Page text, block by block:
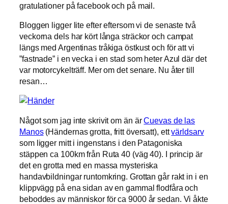
gratulationer på facebook och på mail.
Bloggen ligger lite efter eftersom vi de senaste två
veckorna dels har kört långa sträckor och campat
längs med Argentinas tråkiga östkust och för att vi
”fastnade” i en vecka i en stad som heter Azul där det
var motorcykelträff. Mer om det senare. Nu åter till
resan…
Något som jag inte skrivit om än ärCuevas de las
Manos(Händernas grotta, fritt översatt), ettvärldsarv
som ligger mitt i ingenstans i den Patagoniska
stäppen ca 100km från Ruta 40 (väg 40). I princip är
det en grotta med en massa mysteriska
handavbildningar runtomkring. Grottan går rakt in i en
klippvägg på ena sidan av en gammal flodfåra och
beboddes av människor för ca 9000 år sedan. Vi åkte